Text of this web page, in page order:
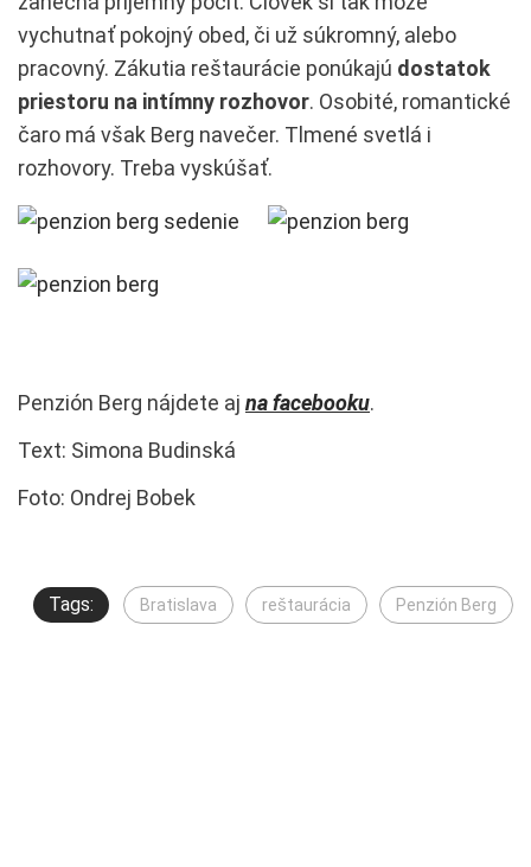
vychutnať pokojný obed, či už súkromný, alebo
pracovný. Zákutia reštaurácie ponúkajú dostatok
priestoru na intímny rozhovor. Osobité, romantické
čaro má však Berg navečer. Tlmené svetlá i
rozhovory. Treba vyskúšať.
Penzión Berg nájdete aj na facebooku.
Text: Simona Budinská
Foto: Ondrej Bobek
Tags: Bratislava reštaurácia Penzión Berg